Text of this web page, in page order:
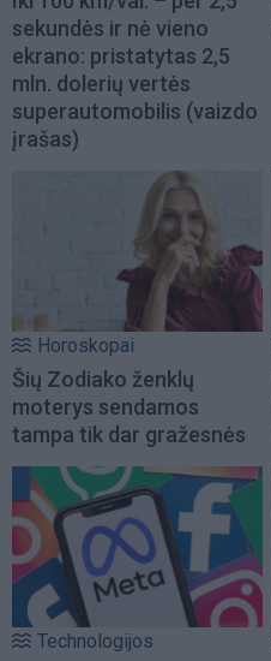
sekundės ir nė vieno
ekrano: pristatytas 2,5
mln. dolerių vertės
superautomobilis (vaizdo
įrašas)
Horoskopai
Šių Zodiako ženklų
moterys sendamos
tampa tik dar gražesnės
Technologijos